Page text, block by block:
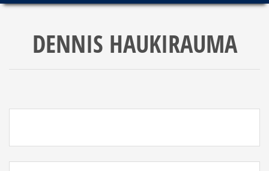
DENNIS HAUKIRAUMA